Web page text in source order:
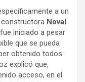
a un
constructora Noval
iniciado a pesar
que se pueda
obtenido todos
explicó que,
acceso, en el